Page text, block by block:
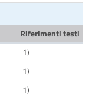
Riferimenti testi
1)
1)
1)